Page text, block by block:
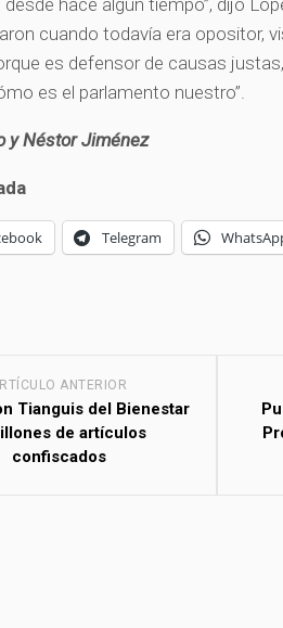
hace algún tiempo”, dijo
cuando todavía era opositor,
es defensor de causas
es el parlamento nuestro”.
y Néstor Jiménez
Telegram
ANTERIOR
Tianguis del Bienestar
de artículos
confiscados